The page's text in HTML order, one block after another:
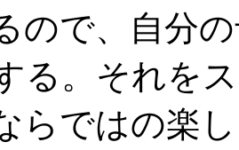
ので、自分
る。それを
らではの楽